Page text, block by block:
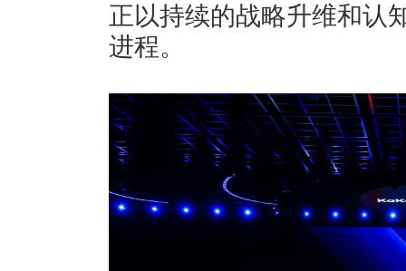
正以持续的战略升维和认
进程。